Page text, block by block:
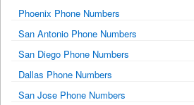
Phoenix Phone Numbers
San Antonio Phone Numbers
San Diego Phone Numbers
Dallas Phone Numbers
San Jose Phone Numbers